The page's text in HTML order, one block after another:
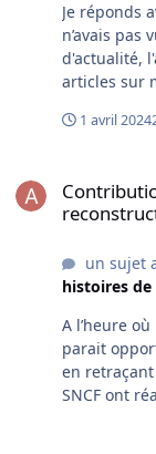
Je réponds
n’avais pas
d'actualité,
articles sur
compliqué. Concernant la question initiale,
ternaires,
relient 2, 3,
entre les
peut en
position. Lorsqu’il agit sur les deux positions il est
appelé
plus
repris et
1 avril 2024
un sujet
histoires de
A l’heure
parait
en
SNCF ont